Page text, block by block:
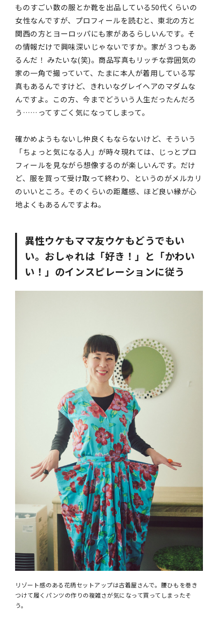
ものすごい数の服とか靴を出品している50代くらいの
女性なんですが、プロフィールを読むと、東北の方と
関西の方とヨーロッパにも家があるらしいんです。そ
の情報だけで興味深いじゃないですか。家が３つもあ
るんだ！ みたいな(笑)。商品写真もリッチな雰囲気の
家の一角で撮っていて、たまに本人が着用している写
真もあるんですけど、きれいなグレイヘアのマダムな
んですよ。この方、今までどういう人生だったんだろ
う……ってすごく気になってしまって。
確かめようもないし仲良くもならないけど、そういう
「ちょっと気になる人」が時々現れては、じっとプロ
フィールを見ながら想像するのが楽しいんです。だけ
ど、服を買って受け取って終わり、というのがメルカリ
のいいところ。そのくらいの距離感、ほど良い縁が心
地よくもあるんですよね。
異性ウケもママ友ウケもどうでもい
い。おしゃれは「好き！」と「かわい
い！」のインスピレーションに従う
リゾート感のある花柄セットアップは古着屋さんで。腰ひもを巻き
つけて履くパンツの作りの複雑さが気になって買ってしまったそ
う。